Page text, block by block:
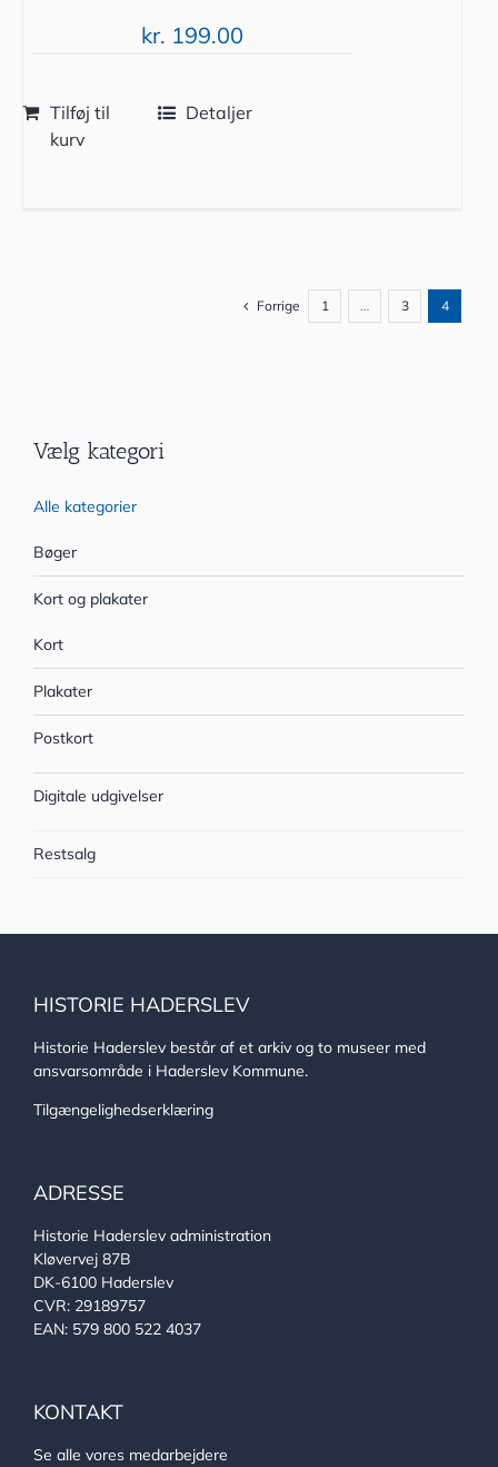
kr. 199.00
Tilføj til
kurv
Detaljer
Forrige 1 … 3 4
Vælg kategori
Alle kategorier
Bøger
Kort og plakater
Kort
Plakater
Postkort
Digitale udgivelser
Restsalg
HISTORIE HADERSLEV
Historie Haderslev består af et arkiv og to museer med
ansvarsområde i Haderslev Kommune.
Tilgængelighedserklæring
ADRESSE
Historie Haderslev administration
Kløvervej 87B
DK-6100 Haderslev
CVR: 29189757
EAN: 579 800 522 4037
KONTAKT
Se alle vores medarbejdere